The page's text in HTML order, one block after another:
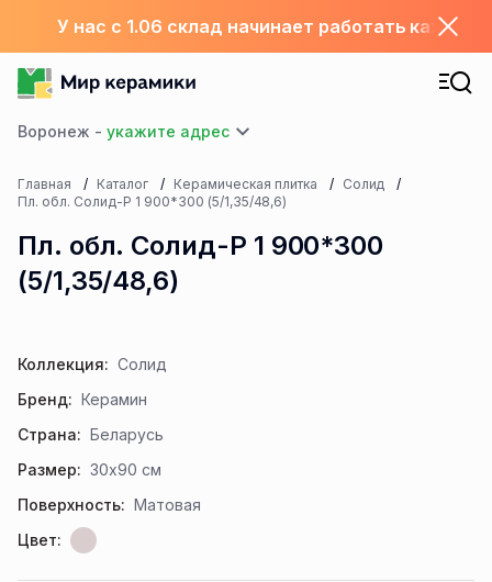
У нас с 1.06 склад начинает работать каждый
Воронеж -
Главная Каталог Керамическая плитка
Солид
Пл. обл. Солид-Р 1 900*300 (5/1,35/48,6)
Пл. обл. Солид-Р 1 900*300
(5/1,35/48,6)
Коллекция: Солид
Бренд: Керамин
Страна: Беларусь
Размер: 30x90 см
Поверхность: Матовая
Цвет: